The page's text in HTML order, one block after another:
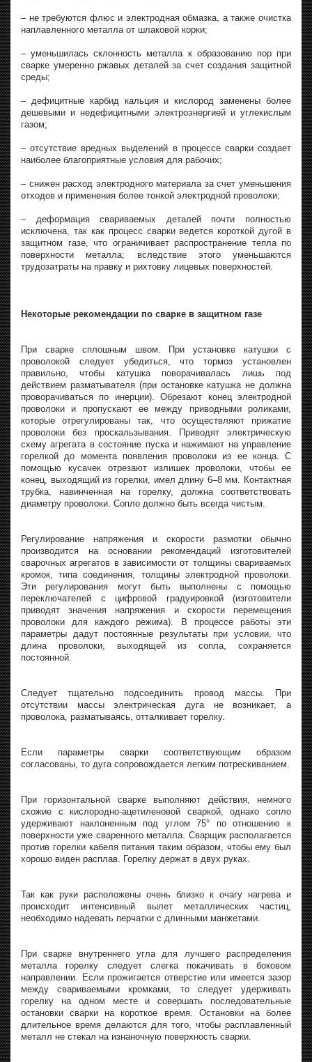
– не требуются флюс и электродная обмазка, а также очистка
наплавленного металла от шлаковой корки;
– уменьшилась склонность металла к образованию пор при
сварке умеренно ржавых деталей за счет создания защитной
среды;
– дефицитные карбид кальция и кислород заменены более
дешевыми и недефицитными электроэнергией и углекислым
газом;
– отсутствие вредных выделений в процессе сварки создает
наиболее благоприятные условия для рабочих;
– снижен расход электродного материала за счет уменьшения
отходов и применения более тонкой электродной проволоки;
– деформация свариваемых деталей почти полностью
исключена, так как процесс сварки ведется короткой дугой в
защитном газе, что ограничивает распространение тепла по
поверхности металла; вследствие этого уменьшаются
трудозатраты на правку и рихтовку лицевых поверхностей.
Некоторые рекомендации по сварке в защитном газе
При сварке сплошным швом. При установке катушки с
проволокой следует убедиться, что тормоз установлен
правильно, чтобы катушка поворачивалась лишь под
действием разматывателя (при остановке катушка не должна
проворачиваться по инерции). Обрезают конец электродной
проволоки и пропускают ее между приводными роликами,
которые отрегулированы так, что осуществляют прижатие
проволоки без проскальзывания. Приводят электрическую
схему агрегата в состояние пуска и нажимают на управление
горелкой до момента появления проволоки из ее конца. С
помощью кусачек отрезают излишек проволоки, чтобы ее
конец, выходящий из горелки, имел длину 6–8 мм. Контактная
трубка, навинченная на горелку, должна соответствовать
диаметру проволоки. Сопло должно быть всегда чистым.
Регулирование напряжения и скорости размотки обычно
производится на основании рекомендаций изготовителей
сварочных агрегатов в зависимости от толщины свариваемых
кромок, типа соединения, толщины электродной проволоки.
Эти регулирования могут быть выполнены с помощью
переключателей с цифровой градуировкой (изготовители
приводят значения напряжения и скорости перемещения
проволоки для каждого режима). В процессе работы эти
параметры дадут постоянные результаты при условии, что
длина проволоки, выходящей из сопла, сохраняется
постоянной.
Следует тщательно подсоединить провод массы. При
отсутствии массы электрическая дуга не возникает, а
проволока, разматываясь, отталкивает горелку.
Если параметры сварки соответствующим образом
согласованы, то дуга сопровождается легким потрескиванием.
При горизонтальной сварке выполняют действия, немного
схожие с кислородно-ацетиленовой сваркой, однако сопло
удерживают наклоненным под углом 75° по отношению к
поверхности уже сваренного металла. Сварщик располагается
против горелки кабеля питания таким образом, чтобы ему был
хорошо виден расплав. Горелку держат в двух руках.
Так как руки расположены очень близко к очагу нагрева и
происходит интенсивный вылет металлических частиц,
необходимо надевать перчатки с длинными манжетами.
При сварке внутреннего угла для лучшего распределения
металла горелку следует слегка покачивать в боковом
направлении. Если прожигается отверстие или имеется зазор
между свариваемыми кромками, то следует удерживать
горелку на одном месте и совершать последовательные
остановки сварки на короткое время. Остановки на более
длительное время делаются для того, чтобы расплавленный
металл не стекал на изнаночную поверхность сварки.